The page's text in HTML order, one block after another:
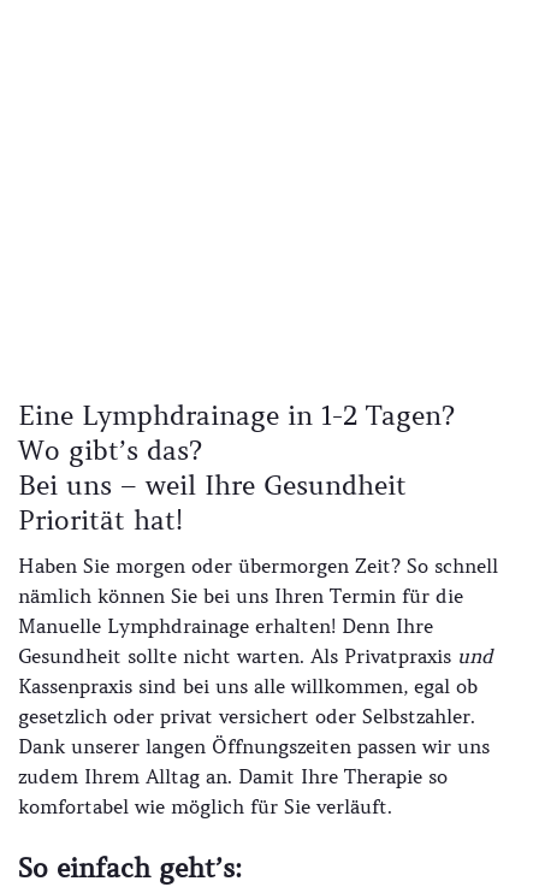
Eine Lymphdrainage in 1-2 Tagen?
Wo gibt’s das?
Bei uns – weil Ihre Gesundheit
Priorität hat!
Haben Sie morgen oder übermorgen Zeit? So schnell
nämlich können Sie bei uns Ihren Termin für die
Manuelle Lymphdrainage erhalten! Denn Ihre
Gesundheit sollte nicht warten. Als Privatpraxis und
Kassenpraxis sind bei uns alle willkommen, egal ob
gesetzlich oder privat versichert oder Selbstzahler.
Dank unserer langen Öffnungszeiten passen wir uns
zudem Ihrem Alltag an. Damit Ihre Therapie so
komfortabel wie möglich für Sie verläuft.
So einfach geht’s: